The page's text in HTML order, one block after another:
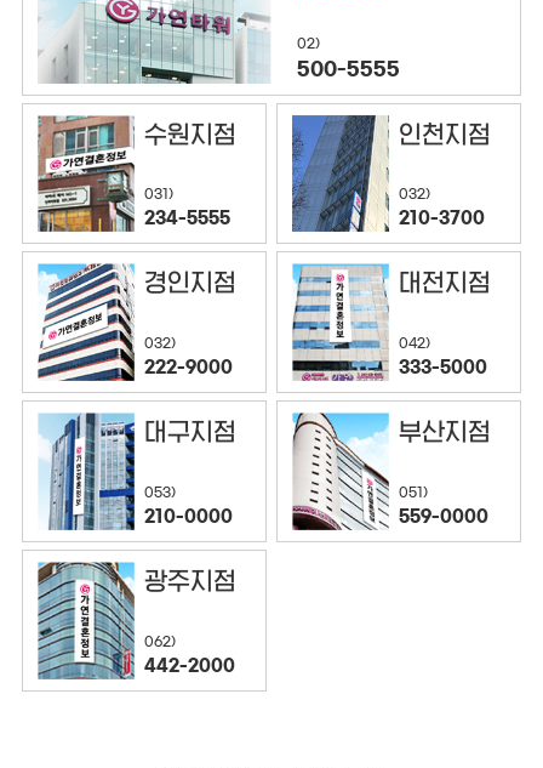
02)
500-5555
수원지점
031)
234-5555
인천지점
032)
210-3700
경인지점
032)
222-9000
대전지점
042)
333-5000
대구지점
053)
210-0000
부산지점
051)
559-0000
광주지점
062)
442-2000